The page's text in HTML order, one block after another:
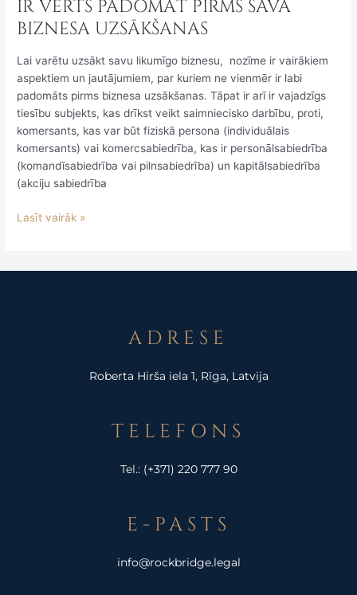
IR VĒRTS PADOMĀT PIRMS SAVA
BIZNESA UZSĀKŠANAS
Lai varētu uzsākt savu likumīgo biznesu, nozīme ir vairākiem
aspektiem un jautājumiem, par kuriem ne vienmēr ir labi
padomāts pirms biznesa uzsākšanas. Tāpat ir arī ir vajadzīgs
tiesību subjekts, kas drīkst veikt saimniecisko darbību, proti,
komersants, kas var būt fiziskā persona (individuālais
komersants) vai komercsabiedrība, kas ir personālsabiedrība
(komandīsabiedrība vai pilnsabiedrība) un kapitālsabiedrība
(akciju sabiedrība
PAR
VĒRTS
PADOMĀT
UZSĀKŠANAS
Lasīt vairāk »
ADRESE
Roberta Hirša iela 1, Rīga, Latvija
TELEFONS
Tel.: (+371) 220 777 90
E-PASTS
info@rockbridge.legal